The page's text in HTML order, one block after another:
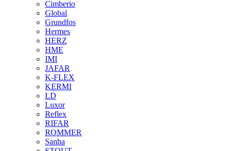
Cimberio
Global
Grundfos
Hermes
HERZ
HME
IMI
JAFAR
K-FLEX
KERMI
LD
Luxor
Reflex
RIFAR
ROMMER
Sanha